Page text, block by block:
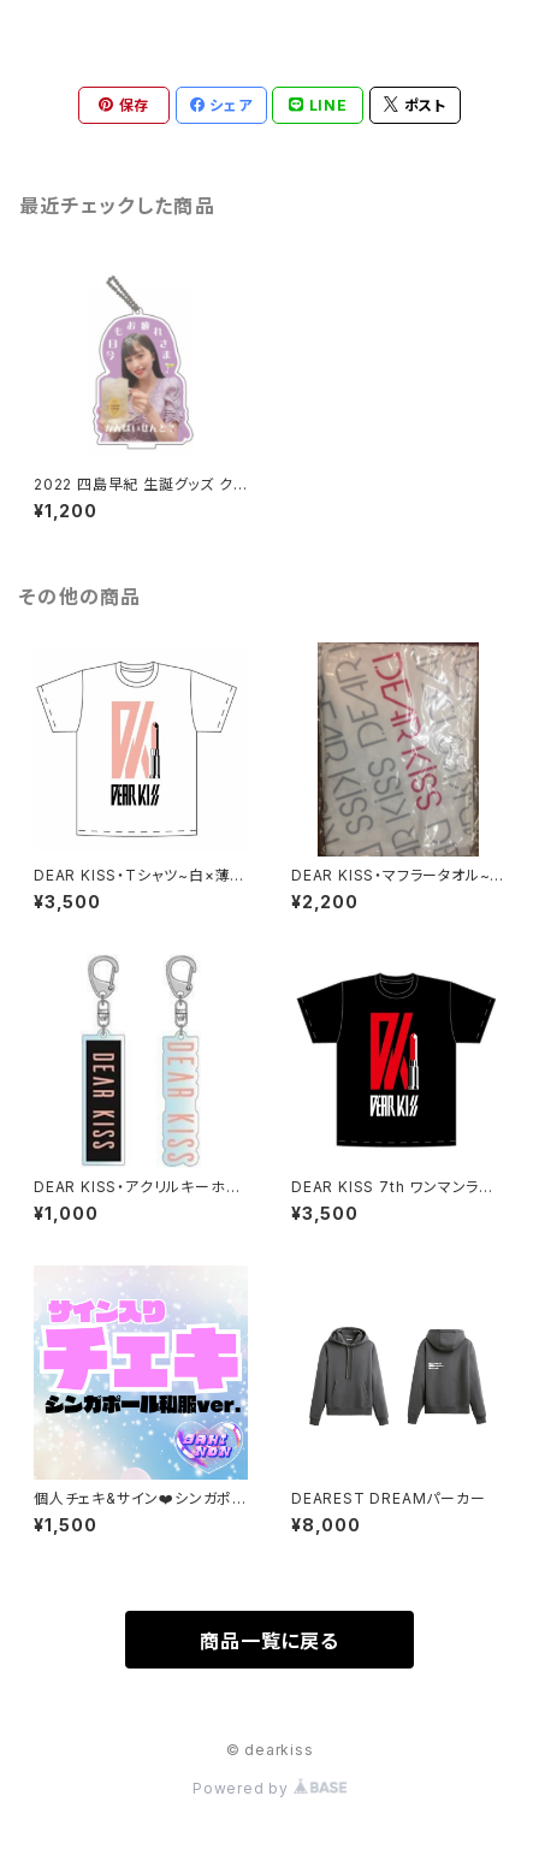
保存 シェア LINE ポスト
最近チェックした商品
2022 四島早紀 生誕グッズ クリ
アスタンドキーホルダー~四島さ
んと乾杯しよ？~
¥1,200
その他の商品
DEAR KISS・Tシャツ~白×薄ピ
ンク~
¥3,500
DEAR KISS・マフラータオル~
白~
¥2,200
DEAR KISS・アクリルキーホル
ダー
¥1,000
DEAR KISS 7th ワンマンライ
ブTシャツ【メジャーデビューT
シャツ】
¥3,500
個人チェキ&サイン❤️シンガポー
ル私服ver.（本人直筆♬）
¥1,500
DEAREST DREAMパーカー
¥8,000
商品一覧に戻る
© dearkiss
Powered by